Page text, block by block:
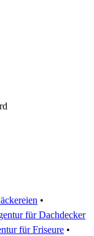
•
für Dachdecker
für Friseure •